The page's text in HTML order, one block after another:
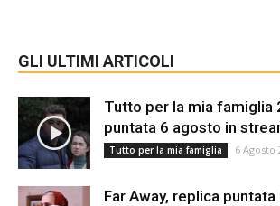
GLI ULTIMI ARTICOLI
Tutto per la mia famiglia
puntata 6 agosto in
Tutto per la mia famiglia 6 Agosto
Far Away, replica